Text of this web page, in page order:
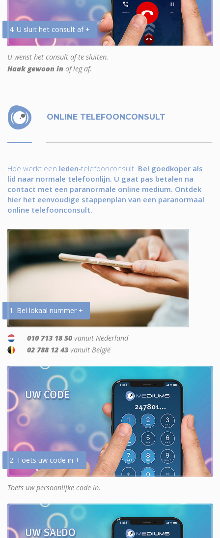
4. U sluit het consult af +
U wenst het consult af te sluiten.
Haak gewoon in of leg af.
ONLINE TELEFOONCONSULT
Hoe werkt een leden-telefoonconsult. Bel goedkoper als
lid naar normale telefoonlijn. U gaat pas betalen na
contact met een paranormale online medium. Ontdek
hier het eenvoudige stappenplan van een paranormaal
online telefoonconsult.
1. Bel lokaal nummer +
010 713 18 50 vanuit Nederland
02 788 12 43 vanuit België
2. Toets uw code in +
Toets uw persoonlijke code in.